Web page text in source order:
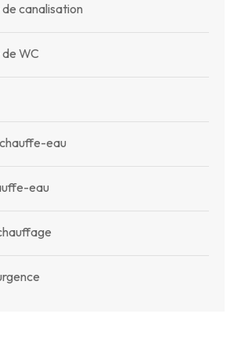
canalisation
WC
eau
eau